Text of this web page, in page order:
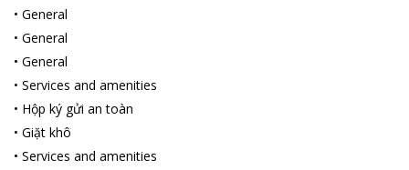
• General
• General
• General
• Services and amenities
• Hộp ký gửi an toàn
• Giặt khô
• Services and amenities